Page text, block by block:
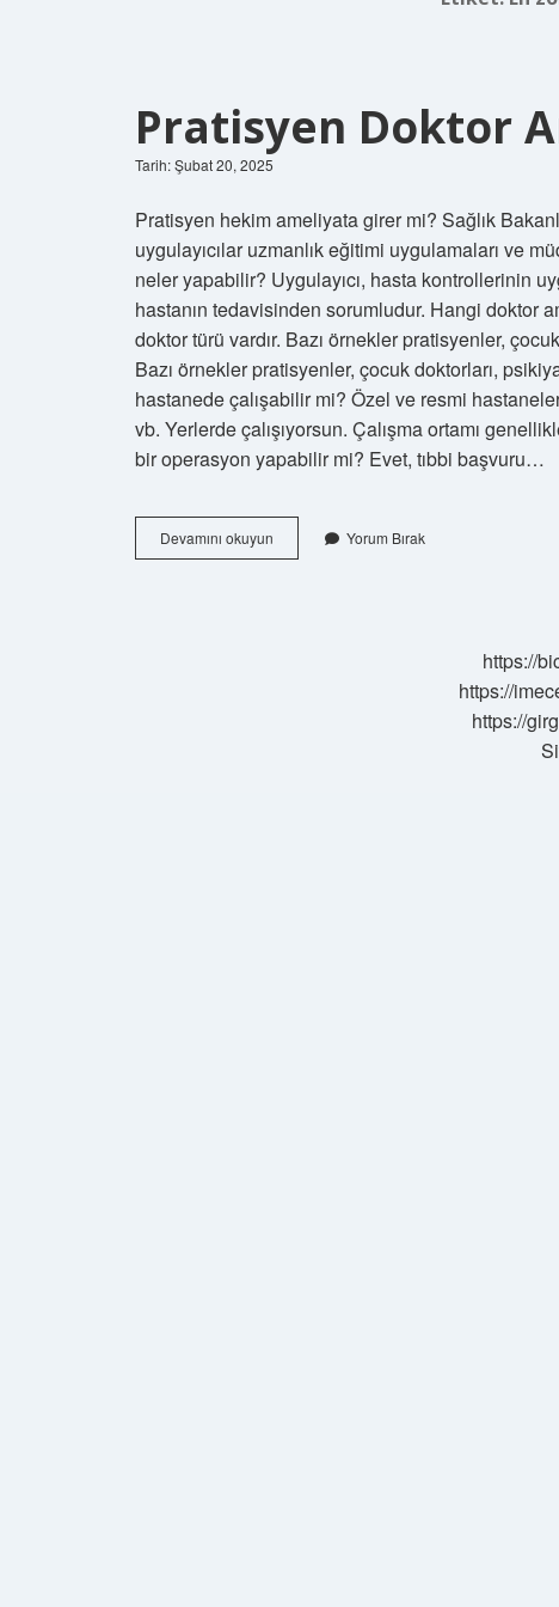
Pratisyen Doktor
Tarih: Şubat 20, 2025
Pratisyen hekim ameliyata girer mi? Sağlık
uygulayıcılar uzmanlık eğitimi uygulamaları ve
neler yapabilir? Uygulayıcı, hasta kontrollerinin
hastanın tedavisinden sorumludur. Hangi doktor
doktor türü vardır. Bazı örnekler pratisyenler,
Bazı örnekler pratisyenler, çocuk doktorları,
hastanede çalışabilir mi? Özel ve resmi
vb. Yerlerde çalışıyorsun. Çalışma ortamı
bir operasyon yapabilir mi? Evet, tıbbi başvuru…
Devamını okuyun Pratisyen
Doktor
Yorum Bırak
https://
https://
https://